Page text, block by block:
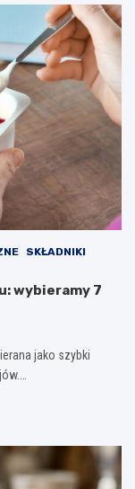
SKŁADNIKI
wybieramy 7
jako szybki